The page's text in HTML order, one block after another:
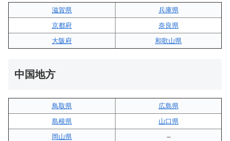
滋賀県
兵庫県
京都府
奈良県
大阪府
和歌山県
中国地方
鳥取県
広島県
島根県
山口県
岡山県
–